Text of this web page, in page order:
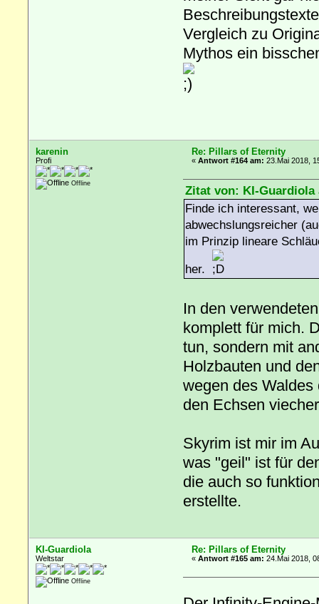
Vergleich zu
Mythos ein
karenin
Profi
Offline
Re: Pillars of Eternity
«Antwort #164 am: 23.Mai 2018,
Zitat von: KI-Guardiola
Finde ich interessant,
abwechslungsreicher
im Prinzip lineare
her.
In den
komplett für mich.
tun, sondern mit
Holzbauten und
wegen des
den Echsen
Skyrim ist mir im
was "geil" ist für
die auch so
erstellte.
KI-Guardiola
Weltstar
Offline
Re: Pillars of Eternity
«Antwort #165 am: 24.Mai 2018,